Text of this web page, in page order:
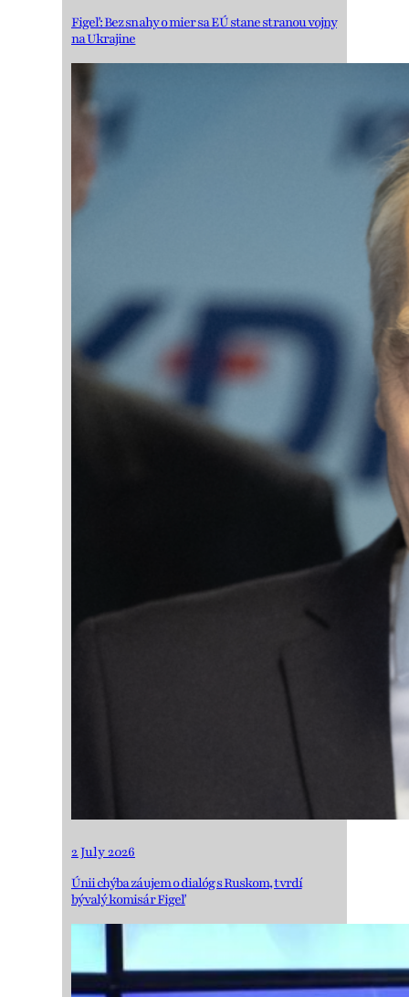
Figeľ: Bez snahy o mier sa EÚ stane stranou vojny
na Ukrajine
2 July 2026
Únii chýba záujem o dialóg s Ruskom, tvrdí
bývalý komisár Figeľ